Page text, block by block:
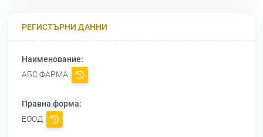
РЕГИСТЪРНИ ДАННИ
Наименование:
АБС ФАРМА
Правна форма:
ЕООД